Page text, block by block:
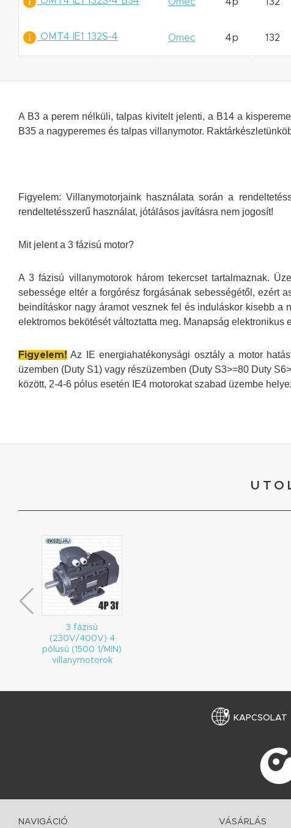
OMT4 IE1 132S-4 Omec 4p 132
A B3 a perem nélküli, talpas kivitelt jelenti, a B14 a
B35 a nagyperemes és talpas villanymotor.
Figyelem: Villanymotorjaink használata során a
rendeltetésszerű használat, jótálásos javításra nem jogosít!
Mit jelent a 3 fázisú motor?
A 3 fázisú villanymotorok három tekercset tartalmaznak.
sebessége eltér a forgórész forgásának sebességétől, ezért
beindításkor nagy áramot vesznek fel és induláskor kisebb a
elektromos bekötését változtatta meg. Manapság
Figyelem! Az IE energiahatékonysági osztály a motor
üzemben (Duty S1) vagy részüzemben (Duty S3>=80 Duty
között, 2-4-6 pólus esetén IE4 motorokat szabad üzembe
3 fázisú
(230V/400V) 4
pólusú (1500 1/MIN)
villanymotorok
KAPCSOLAT
NAVIGÁCIÓ VÁSÁRLÁS